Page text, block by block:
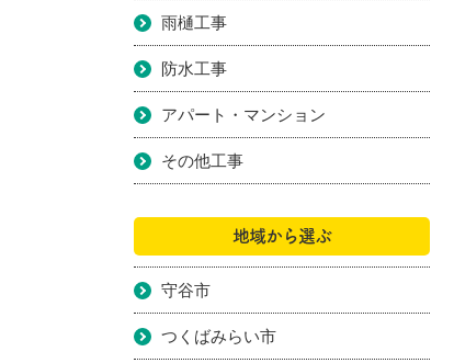
雨樋工事
防水工事
アパート・マンション
その他工事
地域から選ぶ
守谷市
つくばみらい市